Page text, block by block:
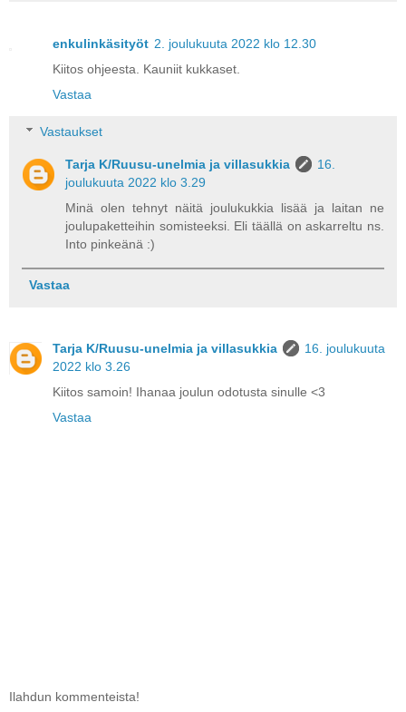
enkulinkäsityöt 2. joulukuuta 2022 klo 12.30
Kiitos ohjeesta. Kauniit kukkaset.
Vastaa
Vastaukset
Tarja K/Ruusu-unelmia ja villasukkia
16.
joulukuuta 2022 klo 3.29
Minä olen tehnyt näitä joulukukkia lisää ja laitan ne
joulupaketteihin somisteeksi. Eli täällä on askarreltu ns.
Into pinkeänä :)
Vastaa
Tarja K/Ruusu-unelmia ja villasukkia
16. joulukuuta
2022 klo 3.26
Kiitos samoin! Ihanaa joulun odotusta sinulle <3
Vastaa
Ilahdun kommenteista!